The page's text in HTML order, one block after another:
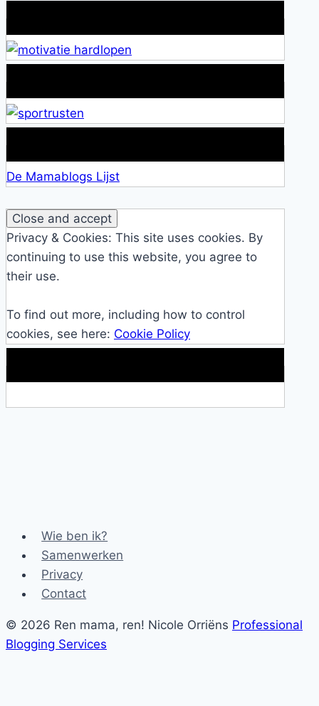
De Mamablogs Lijst
Privacy & Cookies: This site uses cookies. By
continuing to use this website, you agree to
their use.
To find out more, including how to control
cookies, see here: Cookie Policy
Wie ben ik?
Samenwerken
Privacy
Contact
© 2026 Ren mama, ren! Nicole Orriëns Professional
Blogging Services